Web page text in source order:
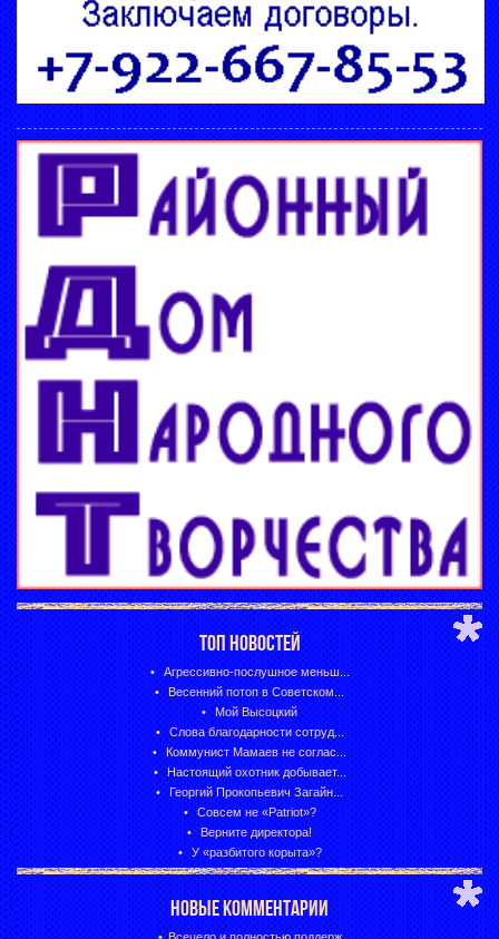
ТОП НОВОСТЕЙ
Агрессивно-послушное меньш...
Весенний потоп в Советском...
Мой Высоцкий
Слова благодарности сотруд...
Коммунист Мамаев не соглас...
Настоящий охотник добывает...
Георгий Прокопьевич Загайн...
Совсем не «Patriot»?
Верните директора!
У «разбитого корыта»?
НОВЫЕ КОММЕНТАРИИ